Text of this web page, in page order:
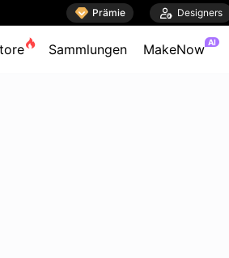
 Prämie  Designers
 Sammlungen MakeNow AI